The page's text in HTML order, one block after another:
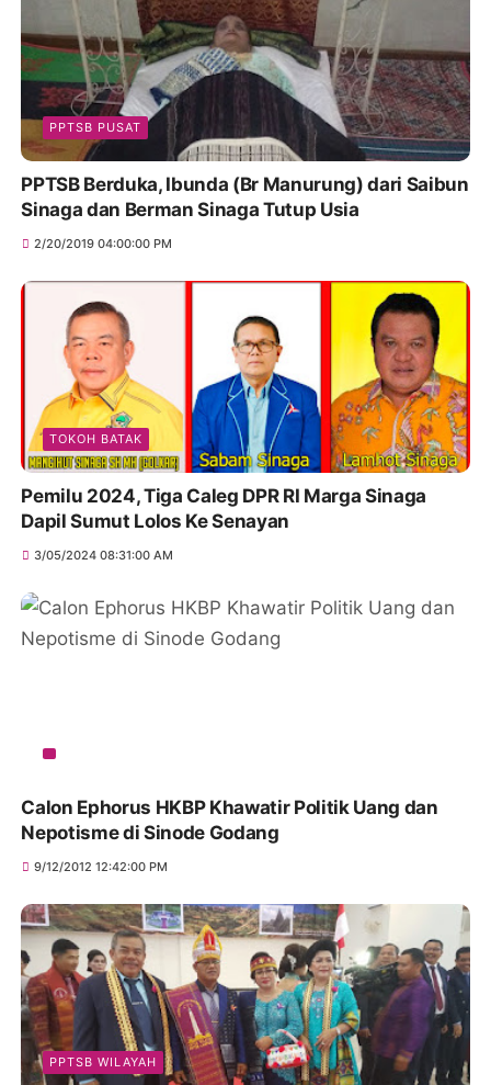
PPTSB PUSAT
PPTSB Berduka, Ibunda (Br Manurung) dari Saibun
Sinaga dan Berman Sinaga Tutup Usia
2/20/2019 04:00:00 PM
TOKOH BATAK
Pemilu 2024, Tiga Caleg DPR RI Marga Sinaga
Dapil Sumut Lolos Ke Senayan
3/05/2024 08:31:00 AM
Calon Ephorus HKBP Khawatir Politik Uang dan
Nepotisme di Sinode Godang
9/12/2012 12:42:00 PM
PPTSB WILAYAH